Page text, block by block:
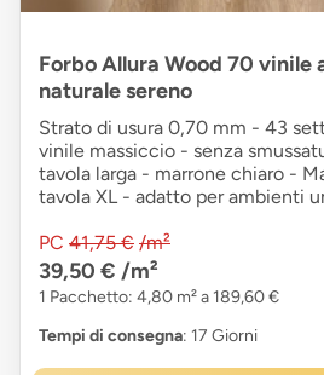
Forbo Allura Wood 70 vinile
naturale sereno
Strato di usura 0,70 mm - 43
vinile massiccio - senza
tavola larga - marrone chiaro -
tavola XL - adatto per ambienti
PC 41,75 € /m²
39,50 € /m²
1 Pacchetto: 4,80 m² a 189,60 €
Tempi di consegna: 17 Giorni